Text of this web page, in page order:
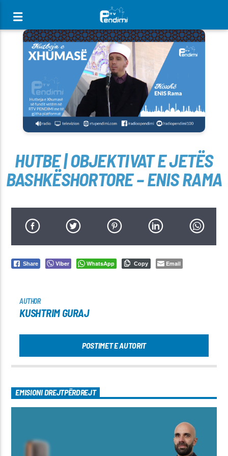
[There are no radio stations in the database]
HUTBE | OBJEKTIVAT E JETËS
BASHKËSHORTORE – ENIS RAMA
Share Viber WhatsApp Copy Email
AUTHOR
KUSHTRIM GURAJ
POSTIMET E AUTORIT
EMISIONI DREJTPËRDREJT